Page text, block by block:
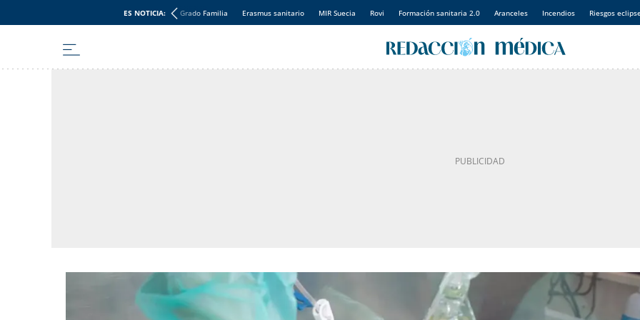
ES NOTICIA: Grado Familia Erasmus sanitario MIR Suecia Rovi Formación sanitaria 2.0 Aranceles Incendios Riesgos